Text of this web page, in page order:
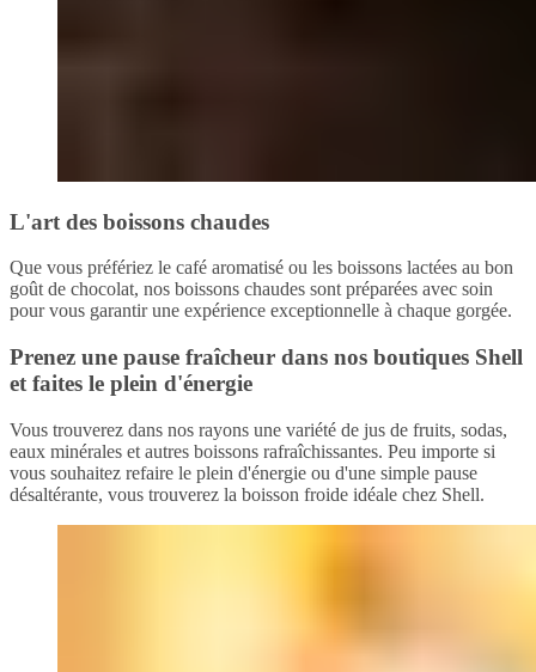
L'art des boissons chaudes
Que vous préfériez le café aromatisé ou les boissons lactées au bon
goût de chocolat, nos boissons chaudes sont préparées avec soin
pour vous garantir une expérience exceptionnelle à chaque gorgée.
Prenez une pause fraîcheur dans nos boutiques Shell
et faites le plein d'énergie
Vous trouverez dans nos rayons une variété de jus de fruits, sodas,
eaux minérales et autres boissons rafraîchissantes. Peu importe si
vous souhaitez refaire le plein d'énergie ou d'une simple pause
désaltérante, vous trouverez la boisson froide idéale chez Shell.